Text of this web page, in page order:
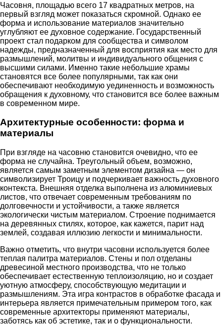
Часовня, площадью всего 17 квадратных метров, на
первый взгляд может показаться скромной. Однако ее
форма и использование материалов значительно
углубляют ее духовное содержание. Государственный
проект стал подарком для сообщества и символом
надежды, предназначенный для восприятия как место для
размышлений, молитвы и индивидуального общения с
высшими силами. Именно такие небольшие храмы
становятся все более популярными, так как они
обеспечивают необходимую уединенность и возможность
обращения к духовному, что становится все более важным
в современном мире.
Архитектурные особенности: форма и
материалы
При взгляде на часовню становится очевидно, что ее
форма не случайна. Треугольный объем, возможно,
является самым заметным элементом дизайна — он
символизирует Троицу и подчеркивает важность духовного
контекста. Внешняя отделка выполнена из алюминиевых
листов, что отвечает современным требованиям по
долговечности и устойчивости, а также является
экологически чистым материалом. Строение поднимается
на деревянных стилях, которое, как кажется, парит над
землей, создавая иллюзию легкости и минимальности.
Важно отметить, что внутри часовни используется более
теплая палитра материалов. Стены и пол отделаны
древесиной местного производства, что не только
обеспечивает естественную теплоизоляцию, но и создает
уютную атмосферу, способствующую медитации и
размышлениям. Эта игра контрастов в обработке фасада и
интерьера является примечательным примером того, как
современные архитекторы применяют материалы,
заботясь как об эстетике, так и о функциональности.